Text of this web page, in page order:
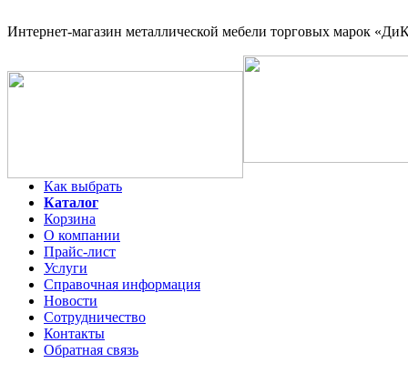
Интернет-магазин металлической мебели торговых марок
Как выбрать
Каталог
Корзина
О компании
Прайс-лист
Услуги
Справочная информация
Новости
Сотрудничество
Контакты
Обратная связь